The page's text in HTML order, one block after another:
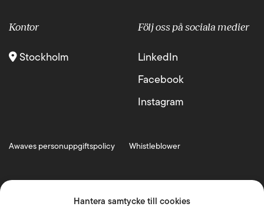
Hantera samtycke till cookies
Kontor
Stockholm
Följ oss på sociala medier
LinkedIn
Facebook
Instagram
Awaves personuppgiftspolicy Whistleblower